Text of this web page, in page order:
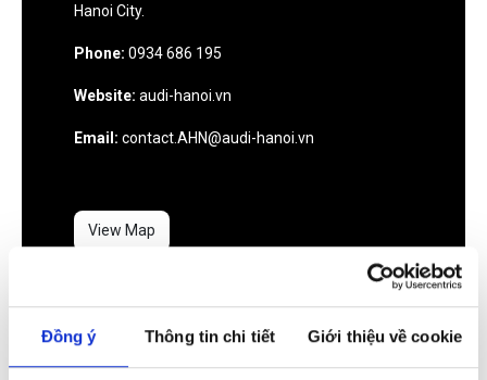
Đồng ý Thông tin chi tiết Giới thiệu về cookie
Hanoi City.
Phone: 0934 686 195
Website: audi-hanoi.vn
Email: contact.AHN@audi-hanoi.vn
View Map